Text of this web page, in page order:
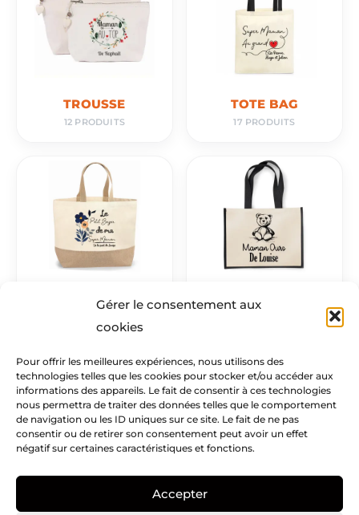
Gérer le consentement aux
cookies
Pour offrir les meilleures expériences, nous utilisons des
technologies telles que les cookies pour stocker et/ou accéder aux
informations des appareils. Le fait de consentir à ces technologies
nous permettra de traiter des données telles que le comportement
de navigation ou les ID uniques sur ce site. Le fait de ne pas
consentir ou de retirer son consentement peut avoir un effet
négatif sur certaines caractéristiques et fonctions.
Accepter
TROUSSE
12 PRODUITS
TOTE BAG
17 PRODUITS
SAC SHOPPING
16 PRODUITS
SAC CABAS
Mentions légales​
Infos pratiques
Creatike